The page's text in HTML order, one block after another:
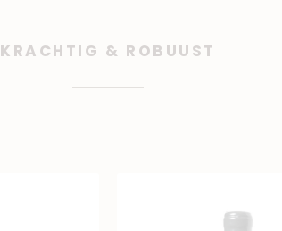
KRACHTIG & ROBUUST